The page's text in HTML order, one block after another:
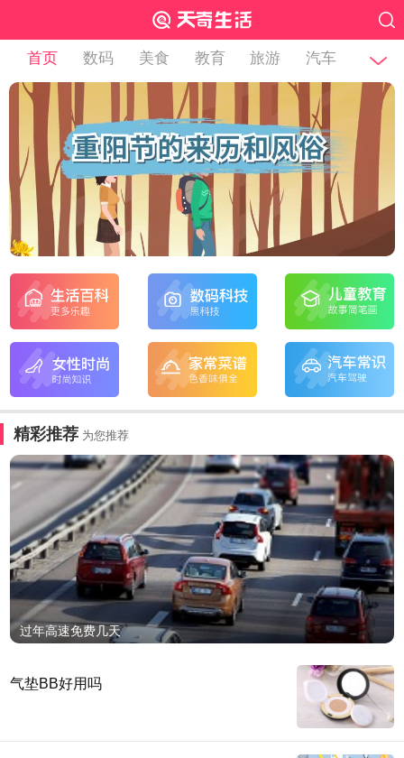
首页 数码 美食 教育 旅游 汽车
精彩推荐 为您推荐
过年高速免费几天
气垫BB好用吗